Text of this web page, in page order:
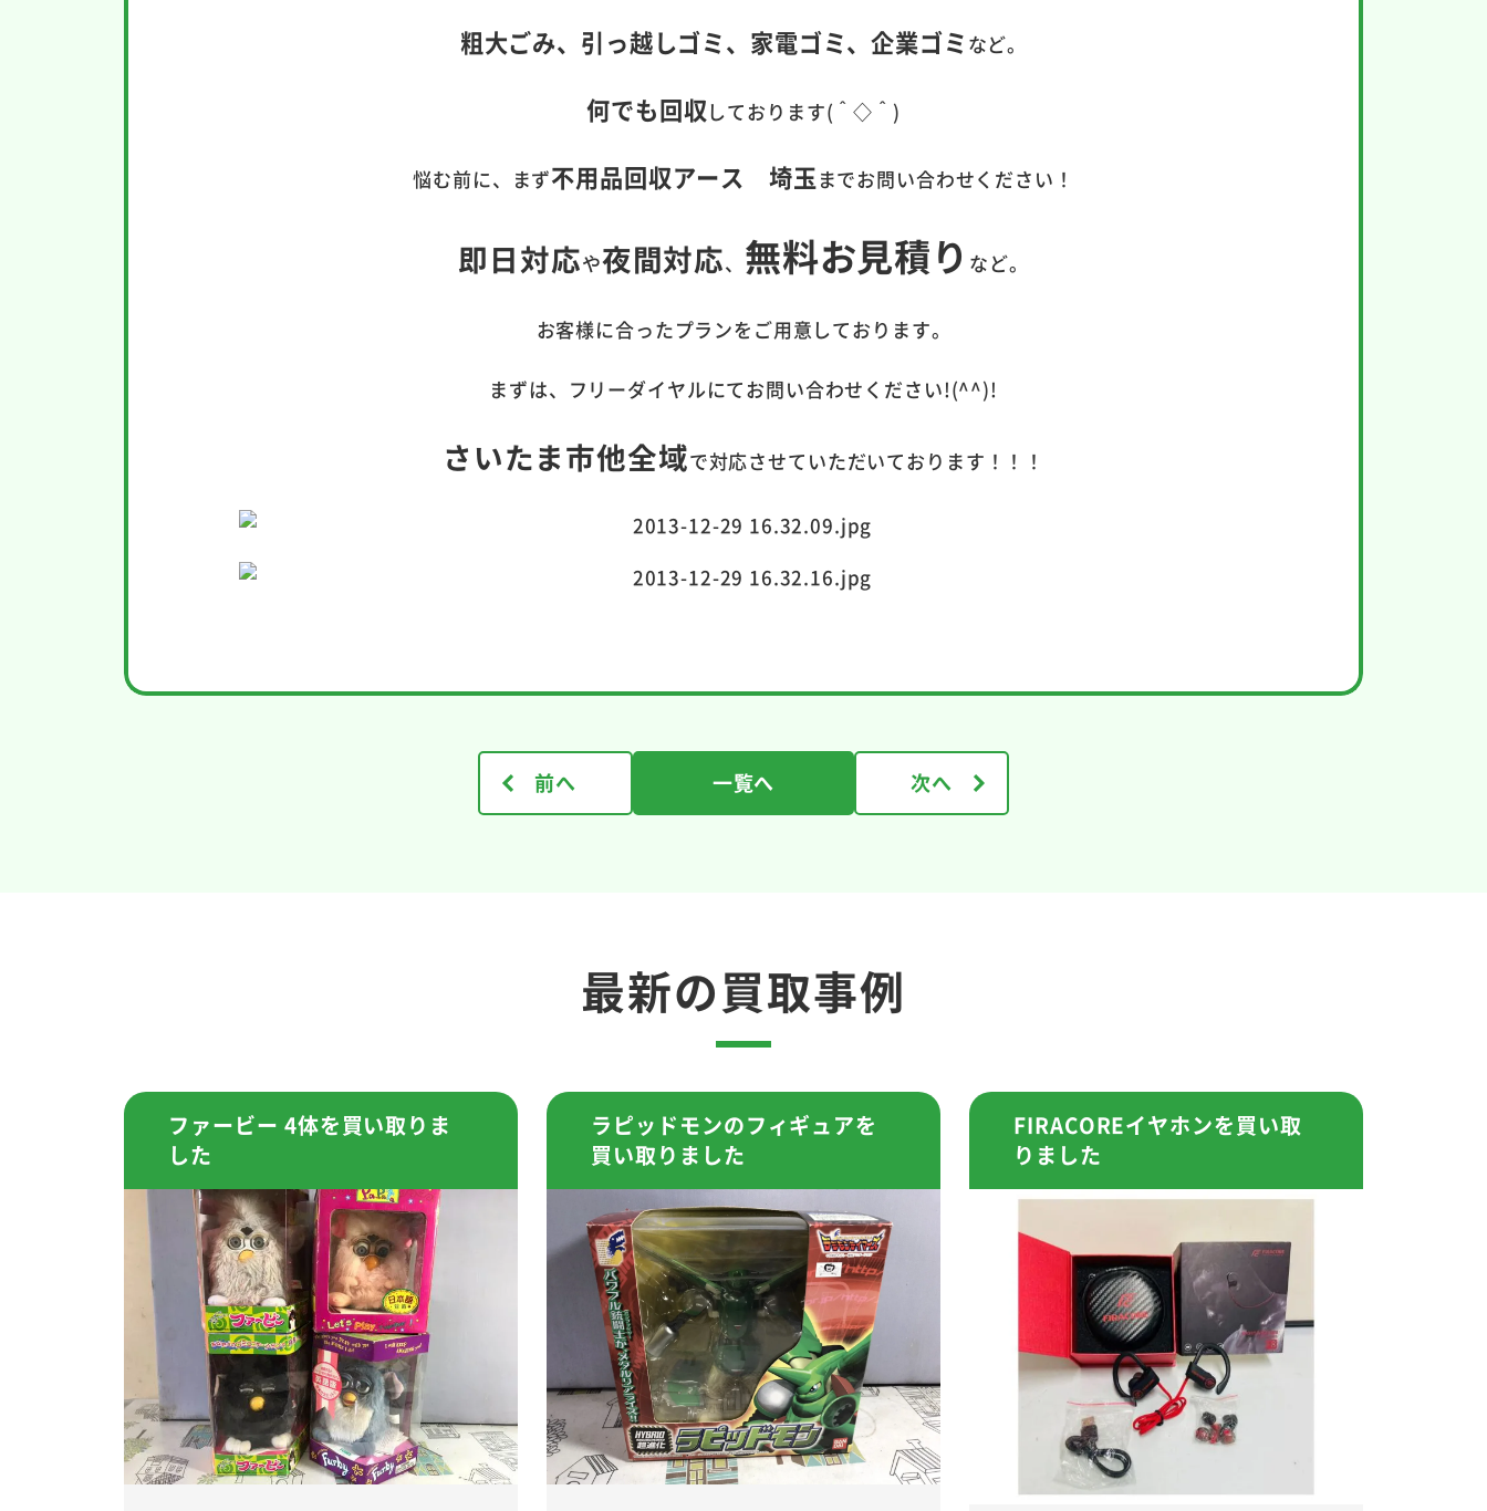
粗大ごみ、引っ越しゴミ、家電ゴミ、企業ゴミ など。
何でも回収しております(＾◇＾)
悩む前に、まず不用品回収アース 埼玉 までお問い合わせください！
即日対応や夜間対応、 無料お見積り など。
お客様に合ったプランをご用意しております。
まずは、フリーダイヤルにてお問い合わせください!(^^)!
さいたま市他全域で対応させていただいております！！！
前へ 一覧へ 次へ
最新の買取事例
ファービー 4体を買い取りま
した
ラピッドモンのフィギュアを
買い取りました
FIRACOREイヤホンを買い取
りました